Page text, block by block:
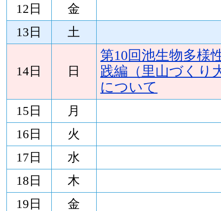
12日
金
13日
土
14日 日
第10回池生物多様
践編（里山づくり
について
15日
月
16日
火
17日
水
18日
木
19日
金